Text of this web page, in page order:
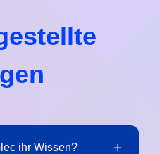
ihr Wissen?